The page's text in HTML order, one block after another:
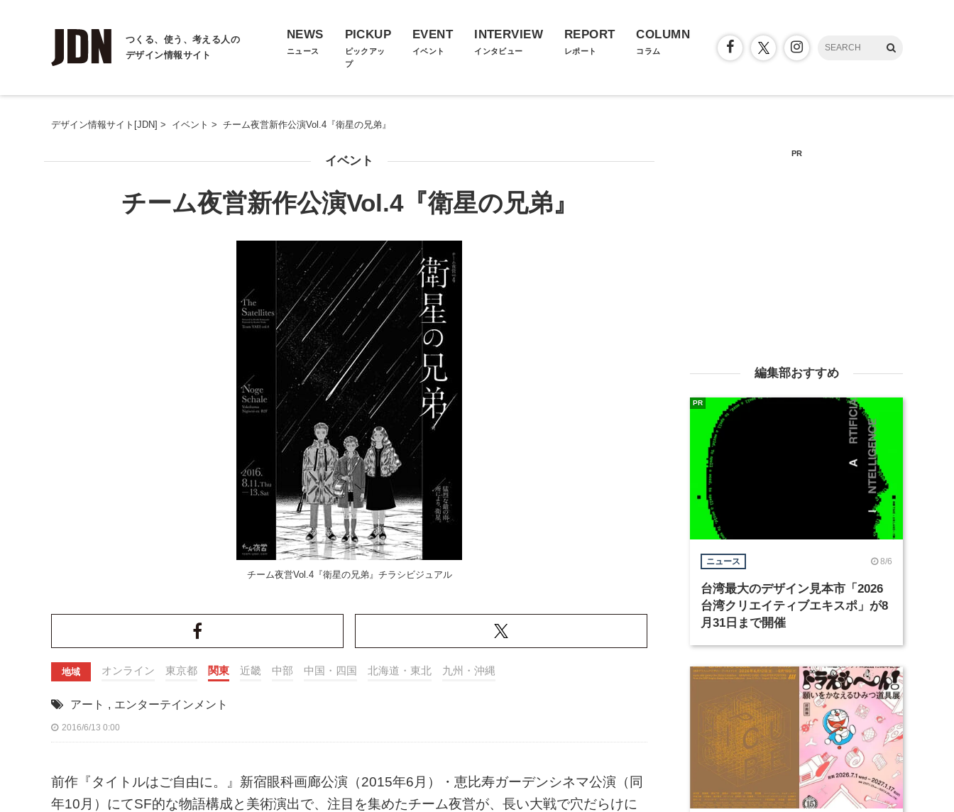
つくる、使う、考える人の
デザイン情報サイト
NEWS
ニュース
PICKUP
ピックアッ
プ
EVENT
イベント
INTERVIEW
インタビュー
REPORT
レポート
COLUMN
コラム
デザイン情報サイト[JDN] > イベント > チーム夜営新作公演Vol.4『衛星の兄弟』
イベント
チーム夜営新作公演Vol.4『衛星の兄弟』
チーム夜営Vol.4『衛星の兄弟』チラシビジュアル
地域 オンライン 東京都 関東 近畿 中部 中国・四国 北海道・東北 九州・沖縄
アート , エンターテインメント
2016/6/13 0:00
前作『タイトルはご自由に。』新宿眼科画廊公演（2015年6月）・恵比寿ガーデンシネマ公演（同
年10月）にてSF的な物語構成と美術演出で、注目を集めたチーム夜営が、長い大戦で穴だらけに
PR
編集部おすすめ
ニュース 8/6
台湾最大のデザイン見本市「2026
台湾クリエイティブエキスポ」が8
月31日まで開催
PR